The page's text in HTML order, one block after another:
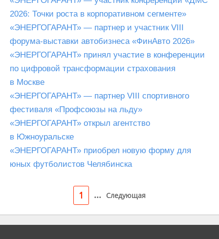
2026: Точки роста в корпоративном сегменте»
«ЭНЕРГОГАРАНТ» — партнер и участник VIII
форума-выставки автобизнеса «ФинАвто 2026»
«ЭНЕРГОГАРАНТ» принял участие в конференции
по цифровой трансформации страхования
в Москве
«ЭНЕРГОГАРАНТ» — партнер VIII спортивного
фестиваля «Профсоюзы на льду»
«ЭНЕРГОГАРАНТ» открыл агентство
в Южноуральске
«ЭНЕРГОГАРАНТ» приобрел новую форму для
юных футболистов Челябинска
1 ... Следующая